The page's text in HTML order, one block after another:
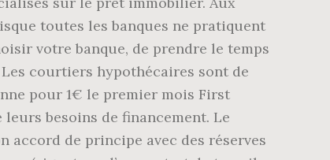
toutes les banques ne pratiquent
votre banque, de prendre le temps
courtiers hypothécaires sont de
pour 1€ le premier mois First
besoins de financement. Le
de principe avec des réserves